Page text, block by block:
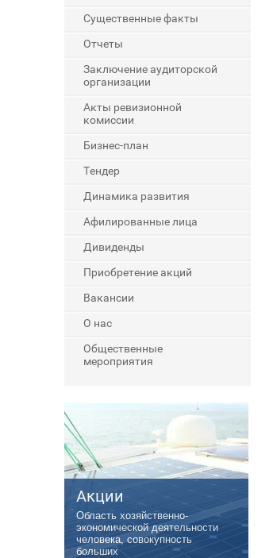
Существенные факты
Отчеты
Заключение аудиторской
организации
Акты ревизионной
комиссии
Бизнес-план
Тендер
Динамика развития
Афилированные лица
Дивиденды
Приобретение акций
Вакансии
О нас
Общественные
мероприятия
Акции
Область хозяйственно-
экономической деятельности
человека, совокупность
больших